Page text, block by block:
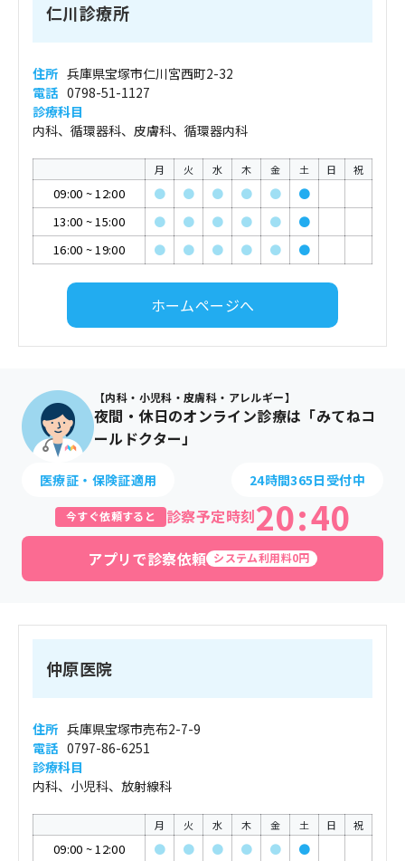
仁川診療所
住所 兵庫県宝塚市仁川宮西町2-32
電話 0798-51-1127
診療科目
内科、循環器科、皮膚科、循環器内科
月 火 水 木 金 土 日 祝
09:00 ~12:00 ● ● ● ● ●
●
13:00 ~15:00 ● ● ● ● ●
●
16:00 ~19:00 ● ● ● ● ● ●
ホームページへ
【内科・小児科・皮膚科・アレルギー】
夜間・休日のオンライン診療は「みてねコ
ールドクター」
医療証・保険証適用 24時間365日受付中
今すぐ依頼すると 診察予定時刻20:40
アプリで診察依頼 システム利用料0円
仲原医院
住所 兵庫県宝塚市売布2-7-9
電話 0797-86-6251
診療科目
内科、小児科、放射線科
月 火 水 木 金 土 日 祝
09:00 ~12:00 ● ● ● ● ●
●